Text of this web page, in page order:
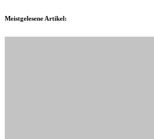
Meistgelesene Artikel: